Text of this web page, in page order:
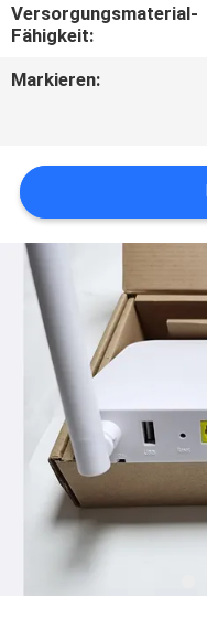
UNS
IN
FORDERN
SIE
EIN
ZITAT
SITEMAP
PRIVACY
POLICY
Versorgungsmaterial-
Fähigkeit:
Markieren: